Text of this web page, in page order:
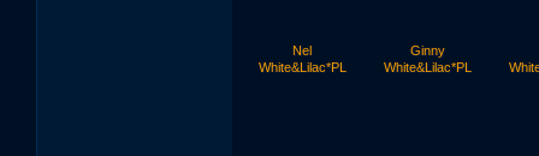
Nel
White&Lilac*PL
Ginny
White&Lilac*PL